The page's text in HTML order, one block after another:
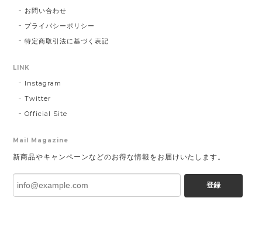
お問い合わせ
プライバシーポリシー
特定商取引法に基づく表記
LINK
Instagram
Twitter
Official Site
Mail Magazine
新商品やキャンペーンなどのお得な情報をお届けいたします。
登録